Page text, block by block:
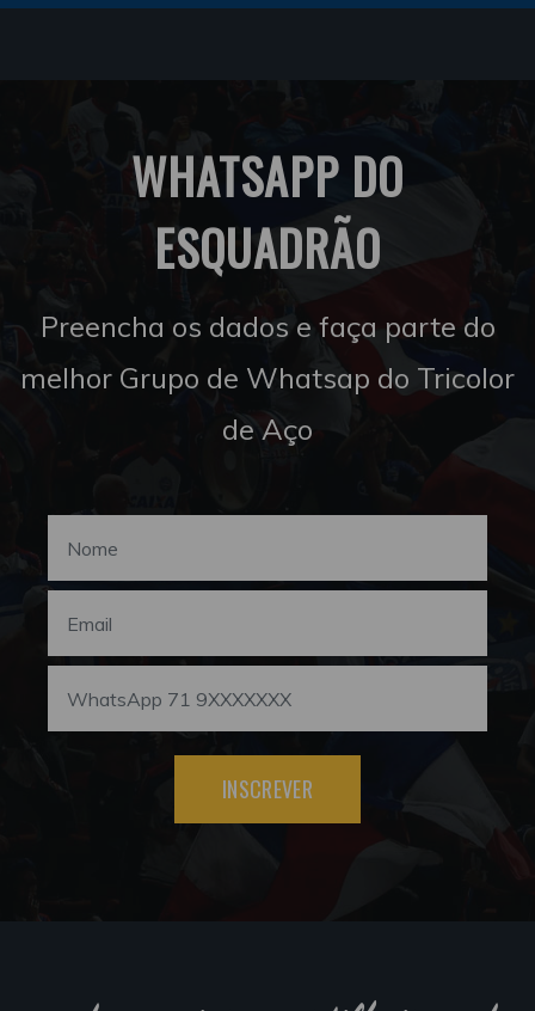
WHATSAPP DO
ESQUADRÃO
Preencha os dados e faça parte do
melhor Grupo de Whatsap do Tricolor
de Aço
INSCREVER